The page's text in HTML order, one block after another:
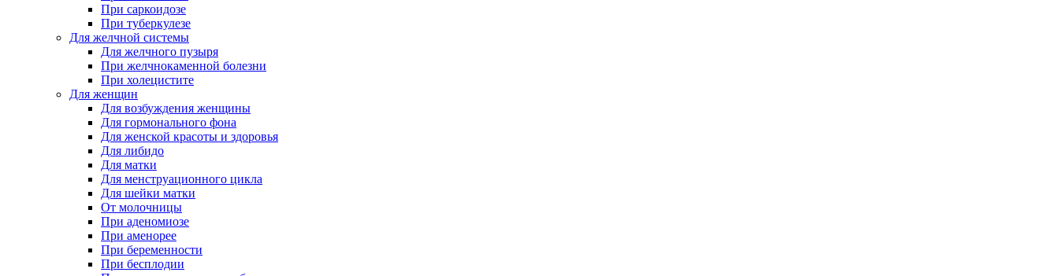
При саркоидозе
При туберкулезе
Для желчной системы
Для желчного пузыря
При желчнокаменной болезни
При холецистите
Для женщин
Для возбуждения женщины
Для гормонального фона
Для женской красоты и здоровья
Для либидо
Для матки
Для менструационного цикла
Для шейки матки
От молочницы
При аденомиозе
При аменорее
При беременности
При бесплодии